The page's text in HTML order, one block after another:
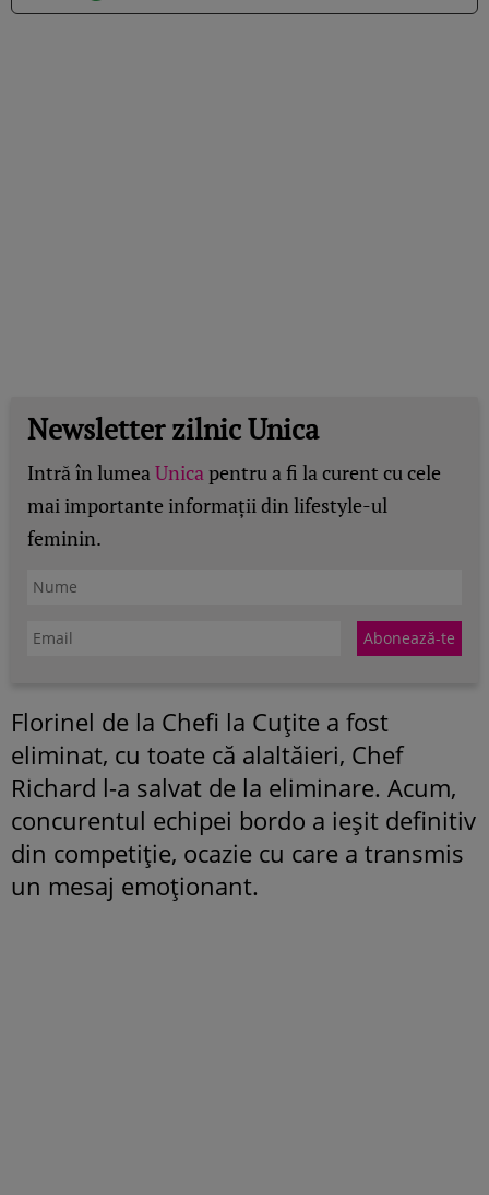
Newsletter zilnic Unica
Intră în lumeaUnicapentru a fi la curent cu cele
mai importante informații din lifestyle-ul
feminin.
Florinel de la Chefi la Cuțite a fost
eliminat, cu toate că alaltăieri, Chef
Richard l-a salvat de la eliminare. Acum,
concurentul echipei bordo a ieșit definitiv
din competiție, ocazie cu care a transmis
un mesaj emoționant.